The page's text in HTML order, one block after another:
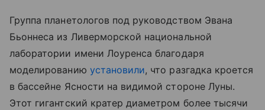
Группа планетологов под руководством Эвана
Бьоннеса из Ливерморской национальной
лаборатории имени Лоуренса благодаря
моделированию установили, что разгадка кроется
в бассейне Ясности на видимой стороне Луны.
Этот гигантский кратер диаметром более тысячи